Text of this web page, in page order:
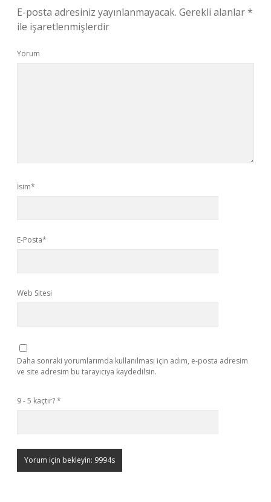
E-posta adresiniz yayınlanmayacak. Gerekli alanlar*
ile işaretlenmişlerdir
Yorum
İsim*
E-Posta*
Web Sitesi
Daha sonraki yorumlarımda kullanılması için adım, e-posta adresim
ve site adresim bu tarayıcıya kaydedilsin.
9 - 5 kaçtır?*